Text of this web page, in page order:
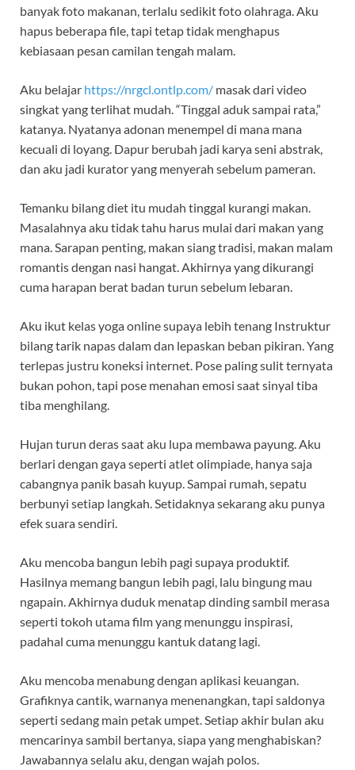
banyak foto makanan, terlalu sedikit foto olahraga. Aku
hapus beberapa file, tapi tetap tidak menghapus
kebiasaan pesan camilan tengah malam.
Aku belajar https://nrgcl.ontlp.com/ masak dari video
singkat yang terlihat mudah. “Tinggal aduk sampai rata,”
katanya. Nyatanya adonan menempel di mana mana
kecuali di loyang. Dapur berubah jadi karya seni abstrak,
dan aku jadi kurator yang menyerah sebelum pameran.
Temanku bilang diet itu mudah tinggal kurangi makan.
Masalahnya aku tidak tahu harus mulai dari makan yang
mana. Sarapan penting, makan siang tradisi, makan malam
romantis dengan nasi hangat. Akhirnya yang dikurangi
cuma harapan berat badan turun sebelum lebaran.
Aku ikut kelas yoga online supaya lebih tenang Instruktur
bilang tarik napas dalam dan lepaskan beban pikiran. Yang
terlepas justru koneksi internet. Pose paling sulit ternyata
bukan pohon, tapi pose menahan emosi saat sinyal tiba
tiba menghilang.
Hujan turun deras saat aku lupa membawa payung. Aku
berlari dengan gaya seperti atlet olimpiade, hanya saja
cabangnya panik basah kuyup. Sampai rumah, sepatu
berbunyi setiap langkah. Setidaknya sekarang aku punya
efek suara sendiri.
Aku mencoba bangun lebih pagi supaya produktif.
Hasilnya memang bangun lebih pagi, lalu bingung mau
ngapain. Akhirnya duduk menatap dinding sambil merasa
seperti tokoh utama film yang menunggu inspirasi,
padahal cuma menunggu kantuk datang lagi.
Aku mencoba menabung dengan aplikasi keuangan.
Grafiknya cantik, warnanya menenangkan, tapi saldonya
seperti sedang main petak umpet. Setiap akhir bulan aku
mencarinya sambil bertanya, siapa yang menghabiskan?
Jawabannya selalu aku, dengan wajah polos.